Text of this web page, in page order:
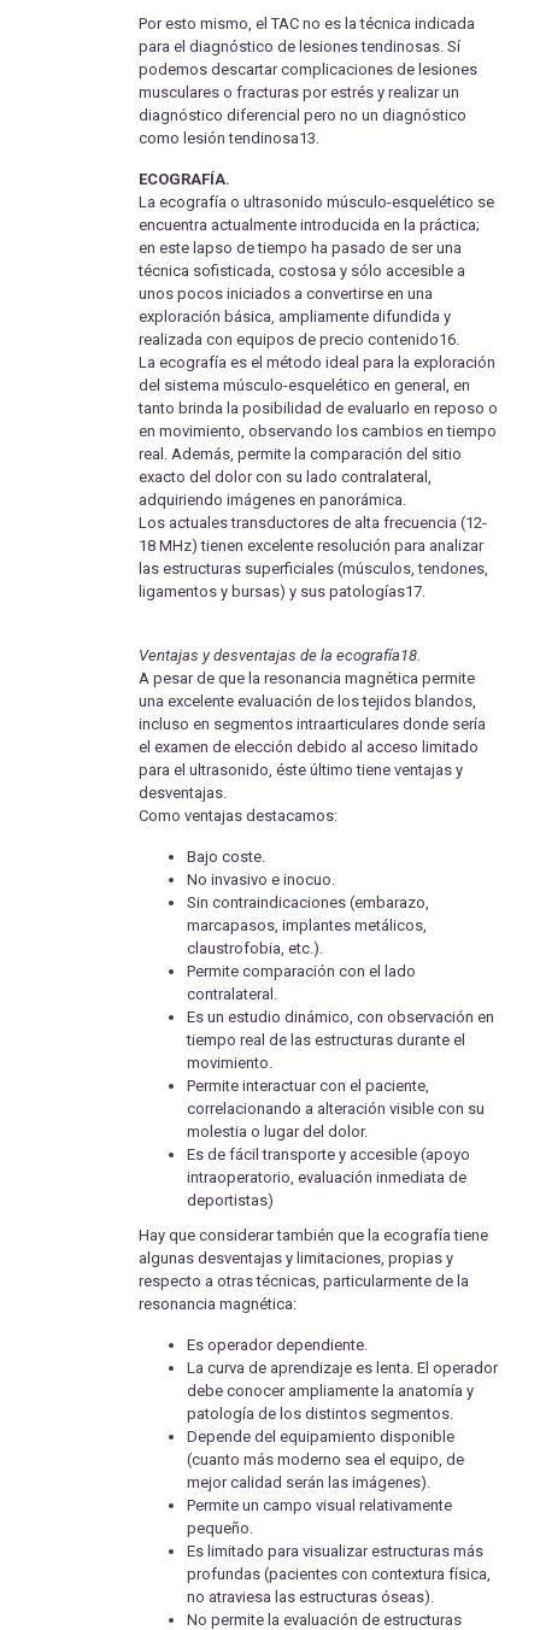
Por esto mismo, el TAC no es la técnica indicada
para el diagnóstico de lesiones tendinosas. Sí
podemos descartar complicaciones de lesiones
musculares o fracturas por estrés y realizar un
diagnóstico diferencial pero no un diagnóstico
como lesión tendinosa13.
ECOGRAFÍA.
La ecografía o ultrasonido músculo-esquelético se
encuentra actualmente introducida en la práctica;
en este lapso de tiempo ha pasado de ser una
técnica sofisticada, costosa y sólo accesible a
unos pocos iniciados a convertirse en una
exploración básica, ampliamente difundida y
realizada con equipos de precio contenido16.
La ecografía es el método ideal para la exploración
del sistema músculo-esquelético en general, en
tanto brinda la posibilidad de evaluarlo en reposo o
en movimiento, observando los cambios en tiempo
real. Además, permite la comparación del sitio
exacto del dolor con su lado contralateral,
adquiriendo imágenes en panorámica.
Los actuales transductores de alta frecuencia (12-
18 MHz) tienen excelente resolución para analizar
las estructuras superficiales (músculos, tendones,
ligamentos y bursas) y sus patologías17.
Ventajas y desventajas de la ecografía18.
A pesar de que la resonancia magnética permite
una excelente evaluación de los tejidos blandos,
incluso en segmentos intraarticulares donde sería
el examen de elección debido al acceso limitado
para el ultrasonido, éste último tiene ventajas y
desventajas.
Como ventajas destacamos:
Bajo coste.
No invasivo e inocuo.
Sin contraindicaciones (embarazo,
marcapasos, implantes metálicos,
claustrofobia, etc.).
Permite comparación con el lado
contralateral.
Es un estudio dinámico, con observación en
tiempo real de las estructuras durante el
movimiento.
Permite interactuar con el paciente,
correlacionando a alteración visible con su
molestia o lugar del dolor.
Es de fácil transporte y accesible (apoyo
intraoperatorio, evaluación inmediata de
deportistas)
Hay que considerar también que la ecografía tiene
algunas desventajas y limitaciones, propias y
respecto a otras técnicas, particularmente de la
resonancia magnética:
Es operador dependiente.
La curva de aprendizaje es lenta. El operador
debe conocer ampliamente la anatomía y
patología de los distintos segmentos.
Depende del equipamiento disponible
(cuanto más moderno sea el equipo, de
mejor calidad serán las imágenes).
Permite un campo visual relativamente
pequeño.
Es limitado para visualizar estructuras más
profundas (pacientes con contextura física,
no atraviesa las estructuras óseas).
No permite la evaluación de estructuras